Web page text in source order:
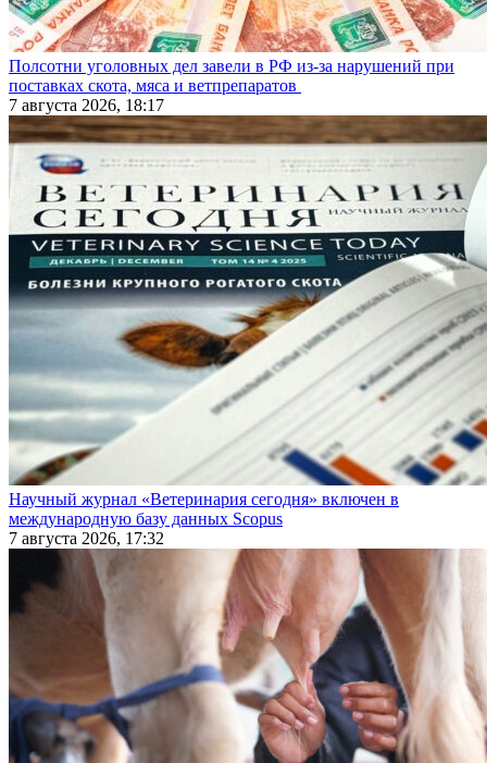
Полсотни уголовных дел завели в РФ из-за нарушений при
поставках скота, мяса и ветпрепаратов
7 августа 2026, 18:17
Научный журнал «Ветеринария сегодня» включен в
международную базу данных Scopus
7 августа 2026, 17:32